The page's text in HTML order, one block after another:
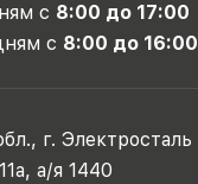
с 8:00 до 17:00
с 8:00 до 16:00
г. Электросталь
а/я 1440